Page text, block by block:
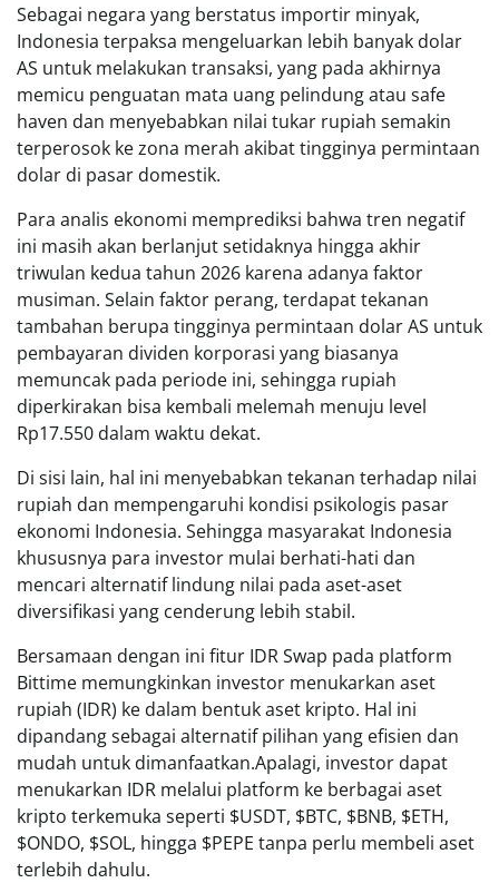
Sebagai negara yang berstatus importir minyak,
Indonesia terpaksa mengeluarkan lebih banyak dolar
AS untuk melakukan transaksi, yang pada akhirnya
memicu penguatan mata uang pelindung atau safe
haven dan menyebabkan nilai tukar rupiah semakin
terperosok ke zona merah akibat tingginya permintaan
dolar di pasar domestik.
Para analis ekonomi memprediksi bahwa tren negatif
ini masih akan berlanjut setidaknya hingga akhir
triwulan kedua tahun 2026 karena adanya faktor
musiman. Selain faktor perang, terdapat tekanan
tambahan berupa tingginya permintaan dolar AS untuk
pembayaran dividen korporasi yang biasanya
memuncak pada periode ini, sehingga rupiah
diperkirakan bisa kembali melemah menuju level
Rp17.550 dalam waktu dekat.
Di sisi lain, hal ini menyebabkan tekanan terhadap nilai
rupiah dan mempengaruhi kondisi psikologis pasar
ekonomi Indonesia. Sehingga masyarakat Indonesia
khususnya para investor mulai berhati-hati dan
mencari alternatif lindung nilai pada aset-aset
diversifikasi yang cenderung lebih stabil.
Bersamaan dengan ini fitur IDR Swap pada platform
Bittime memungkinkan investor menukarkan aset
rupiah (IDR) ke dalam bentuk aset kripto. Hal ini
dipandang sebagai alternatif pilihan yang efisien dan
mudah untuk dimanfaatkan.Apalagi, investor dapat
menukarkan IDR melalui platform ke berbagai aset
kripto terkemuka seperti $USDT, $BTC, $BNB, $ETH,
$ONDO, $SOL, hingga $PEPE tanpa perlu membeli aset
terlebih dahulu.